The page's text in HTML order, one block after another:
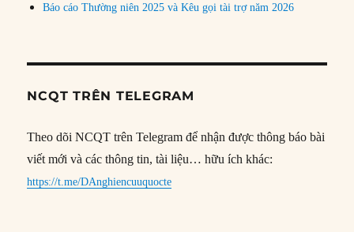
Báo cáo Thường niên 2025 và Kêu gọi tài trợ năm 2026
NCQT TRÊN TELEGRAM
Theo dõi NCQT trên Telegram để nhận được thông báo bài
viết mới và các thông tin, tài liệu… hữu ích khác:
https://t.me/DAnghiencuuquocte